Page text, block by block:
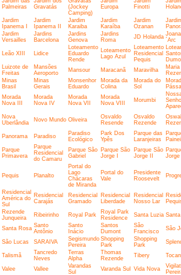
Palmeiras
Gravatás
(Jockey
Camping)
Europa
Finotti
Jardim
Ipanema I
Jardim
Ipanema II
Jardim
Karaiba
Jardim
Karaíba
Jardim
Ozanan
Jardim
Versailles
Jardins
Barcelona
Jardins
Genova
Jardins
Roma
JD Holanda ´Arc
Leão XIII Lidice
Loteamento
Eduardo
Rende
Loteamento
Lago Azul
Loteamento
Residencial
Pequis
Luizote de
Freitas
Mansões
Aeroporto
Mansour Maracanã Maravilha
Maria
Minas
Brasil
Minas
Gerais
Monsenhor
Eduardo
Morada da
Colina
Morada do
Sol
Morada
Nova III
Morada
Nova IV
Morada
Nova VII
Morada
Nova VIII
Morumbi
Nova
Uberlândia
Novo Mundo Oliveira
Osvaldo
Resende
Osvaldo
Rezende
Panorama Paradiso
Paradiso
Ecológico
Park Dos
Ypês
Parque das
Laranjeiras
Parque
Primavera
Parque
Residencial
do Camaru
Parque São
Gabriel
Parque São
Jorge I
Parque São
Jorge II
Pequis Planalto
Portal do
Lago
Chácaras
de Miranda
Portal do
Vale
Presidente
Roosevelt
Residencial
América do
Sul
Residencial
Carajás
Residencial
Gramado
Residencial
Liberdade
Residencial
Nosso Lar
Rezende
Junqueira
Ribeirinho Royal Park
Royal Park
Residence
Santa Luzia
Santa Rosa Santo
Antônio
Santo
Inácio
Santos
Dumont
São
Francisco
São
São Lucas SARAIVA
Segismundo
Pereira
Shopping
Park
Shopping
Park
Talismã
Tancredo
Neves
Terras
Alpha
Thomas
Rezende
Tibery
Valee Vallee
Varandas
Sul
Varanda Sul Vida Nova